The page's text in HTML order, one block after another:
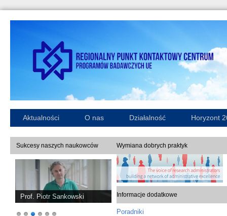
Aktualności O nas Działalność Horyzont
Sukcesy naszych naukowców
Prof. Piotr Sankowski
Wymiana dobrych praktyk
Informacje dodatkowe
Poradniki